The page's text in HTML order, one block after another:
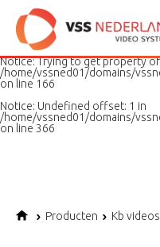
Notice: Undefined variable: page
/home/vssned01/domains/
on line
187
Notice: Trying to get property
/home/vssned01/domains/
on line 166
Notice: Undefined offset: 1 in
/home/vssned01/domains/
on line 366
Producten Kb